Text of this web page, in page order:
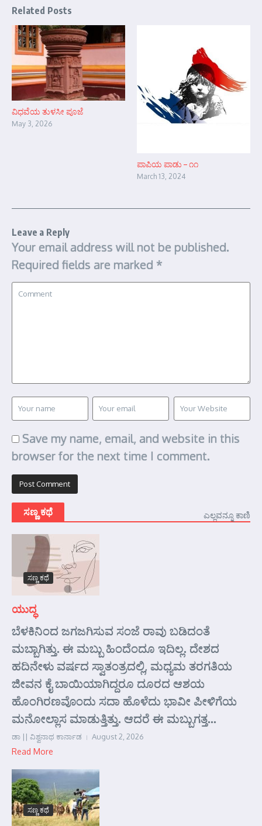
Related Posts
ವಿಧವೆಯ ತುಳಸೀ ಪೂಜೆ
May 3, 2026
ಪಾಪಿಯ ಪಾಡು – ೧೧
March 13, 2024
Leave a Reply
Your email address will not be published.
Required fields are marked *
Save my name, email, and website in this
browser for the next time I comment.
ಸಣ್ಣ ಕಥೆ ಎಲ್ಲವನ್ನೂ ಕಾಣಿ
ಸಣ್ಣ ಕಥೆ
ಯುದ್ಧ
ಬೆಳಕಿನಿಂದ ಜಗಜಗಿಸುವ ಸಂಜೆ ರಾವು ಬಡಿದಂತೆ
ಮಬ್ಬಾಗಿತ್ತು. ಈ ಮಬ್ಬು ಹಿಂದೆಂದೂ ಇದಿಲ್ಲ. ದೇಶದ
ಹದಿನೇಳು ವರ್ಷದ ಸ್ವಾತಂತ್ರದಲ್ಲಿ, ಮಧ್ಯಮ ತರಗತಿಯ
ಜೀವನ ಕೈ ಬಾಯಿಯಾಗಿದ್ದರೂ ದೂರದ ಆಶಯ
ಹೊಂಗಿರಣವೊಂದು ಸದಾ ಹೊಳೆದು ಭಾವೀ ಪೀಳಿಗೆಯ
ಮನೋಲ್ಲಾಸ ಮಾಡುತ್ತಿತ್ತು. ಆದರೆ ಈ ಮಬ್ಬುಗತ್ತ...
ಡಾ || ವಿಶ್ವನಾಥ ಕಾರ್ನಾಡ August 2, 2026
Read More
ಸಣ್ಣ ಕಥೆ